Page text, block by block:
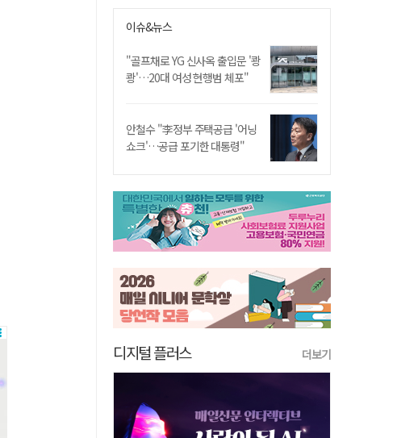
이슈&뉴스
"골프채로 YG 신사옥 출입문 '쾅
쾅'…20대 여성 현행범 체포"
안철수 "李정부 주택공급 '어닝
쇼크'…공급 포기한 대통령"
디지털 플러스 더보기